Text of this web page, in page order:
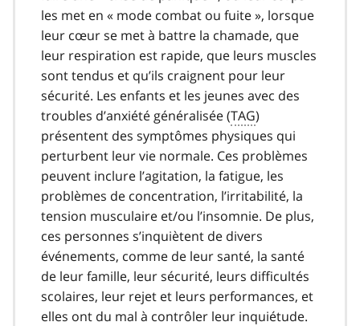
les met en « mode combat ou fuite », lorsque
leur cœur se met à battre la chamade, que
leur respiration est rapide, que leurs muscles
sont tendus et qu’ils craignent pour leur
sécurité. Les enfants et les jeunes avec des
troubles d’anxiété généralisée (TAG)
présentent des symptômes physiques qui
perturbent leur vie normale. Ces problèmes
peuvent inclure l’agitation, la fatigue, les
problèmes de concentration, l’irritabilité, la
tension musculaire et/ou l’insomnie. De plus,
ces personnes s’inquiètent de divers
événements, comme de leur santé, la santé
de leur famille, leur sécurité, leurs difficultés
scolaires, leur rejet et leurs performances, et
elles ont du mal à contrôler leur inquiétude.